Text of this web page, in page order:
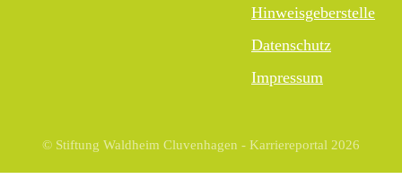
Hinweisgeberstelle
Datenschutz
Impressum
© Stiftung Waldheim Cluvenhagen - Karriereportal 2026